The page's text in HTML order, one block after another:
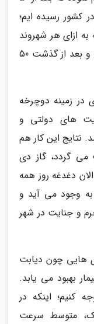
دوچرخه در کشور رسیده ایم؛
است که به ازای هر شهروند
یک دوچرخه در سطح شهر داشته باشند و بعد از گذشت 50
در زمینه دوچرخه
های دولتی و
نتایج این کار هم
می گردد، گاز دی
دغدغه روز همه
وجود می آید و
و جنایت در شهر
هایی چون دیابت
بهبود می یابد.
کنیم؛ اینکه در
متوسط سرعت